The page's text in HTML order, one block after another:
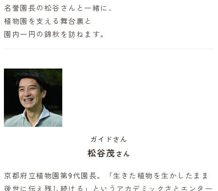
名誉園長の松谷さんと一緒に、
植物園を支える舞台裏と
園内一円の錦秋を訪ねます。
ガイドさん
松谷茂さん
京都府立植物園第9代園長。「生きた植物を生かしたまま
後世に伝え残し続ける」というアカデミックさとエンター